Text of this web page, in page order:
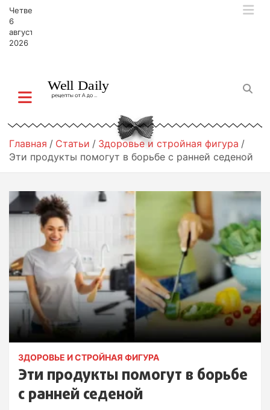
Четверг,
6
августа,
2026
Главная Статьи
Здоровье и стройная фигура
Эти продукты помогут в борьбе с ранней седеной
ЗДОРОВЬЕ И СТРОЙНАЯ ФИГУРА
Эти продукты помогут в борьбе
с ранней седеной